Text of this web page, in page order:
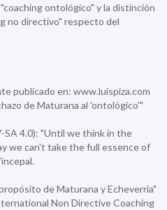
ontológico" y la distinción
no directivo" respecto del
publicado en: www.luispiza.com
de Maturana al 'ontológico'"
SA 4.0): "Until we think in the
we can't take the full essence of
de Maturana y Echeverría"
Non Directive Coaching